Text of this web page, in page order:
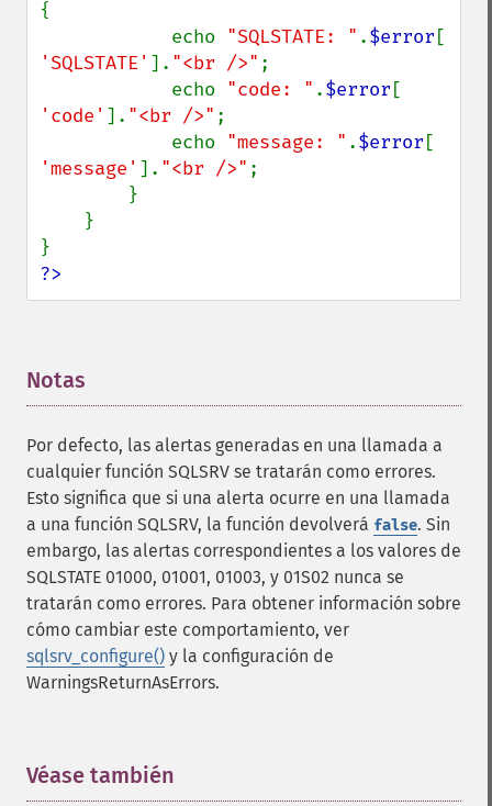
{
            echo
"SQLSTATE: " .$error
'SQLSTATE' ]. "<br />" ;
            echo
"code: " .$error
'code' ]. "<br />" ;
            echo
"message: " .$error
'message' ]. "<br />" ;
?>
Notas
Por defecto, las alertas generadas en una llamada a
cualquier función SQLSRV se tratarán como errores.
Esto significa que si una alerta ocurre en una llamada
a una función SQLSRV, la función devolverá false. Sin
embargo, las alertas correspondientes a los valores de
SQLSTATE 01000, 01001, 01003, y 01S02 nunca se
tratarán como errores. Para obtener información sobre
cómo cambiar este comportamiento, ver
sqlsrv_configure() y la configuración de
WarningsReturnAsErrors.
Véase también